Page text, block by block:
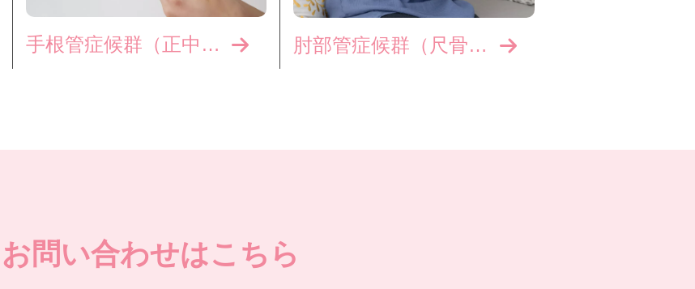
手根管症候群（正中神経障害） 肘部管症候群（尺骨神経麻痺）
お問い合わせはこちら